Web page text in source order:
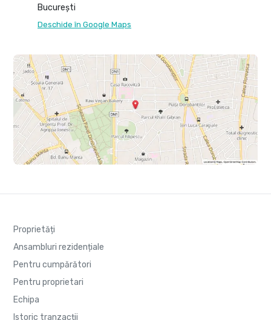
București
Deschide în Google Maps
Proprietăți
Ansambluri rezidențiale
Pentru cumpărători
Pentru proprietari
Echipa
Istoric tranzacții